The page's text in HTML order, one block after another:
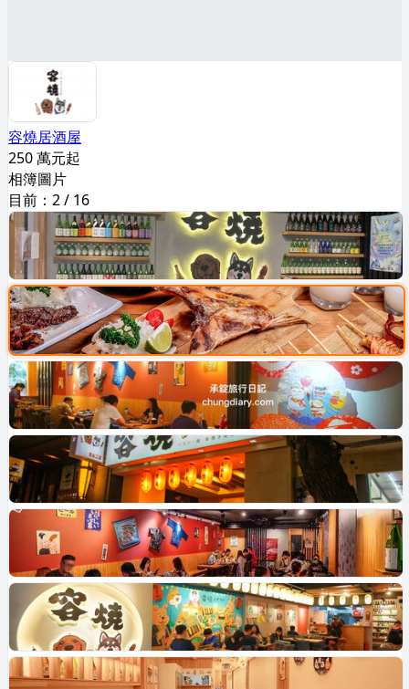
容燒居酒屋
250 萬元起
相簿圖片
目前： 2/ 16